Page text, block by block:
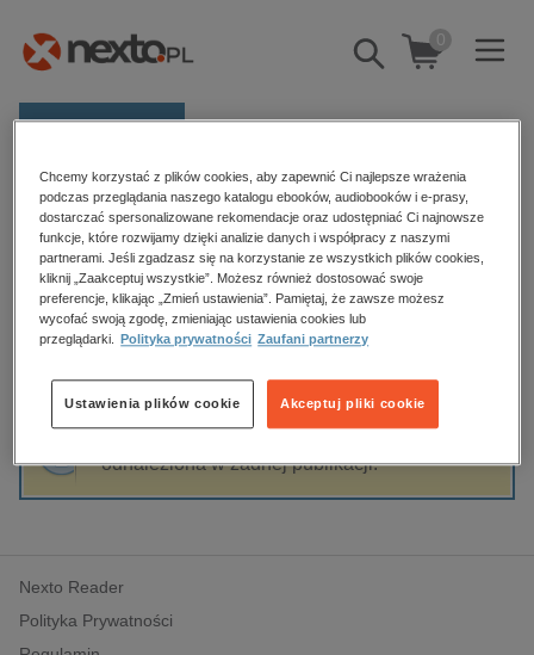
Pokaż/schowaj
wyszukiwarkę
0
E-prasa
Kategorie
Zobacz wszystkie E-prasa
budownictwo, aranżacja wnętrz
biznesowe, branżowe, gospodarka
edukacja
hobby, sport, rozrywka
komputery, internet, technologie, informatyka
polityka, społeczno-informacyjne
psychologiczne
Strona główna Andrzej Walicki
Andrzej Walicki
Sortowanie Filtrowanie
odnaleziona w żadnej publikacji.
Nexto Reader
Polityka Prywatności
Chcemy korzystać z plików cookies, aby zapewnić Ci najlepsze wrażenia
podczas przeglądania naszego katalogu ebooków, audiobooków i e-prasy,
dostarczać spersonalizowane rekomendacje oraz udostępniać Ci najnowsze
funkcje, które rozwijamy dzięki analizie danych i współpracy z naszymi
partnerami. Jeśli zgadzasz się na korzystanie ze wszystkich plików cookies,
kliknij „Zaakceptuj wszystkie”. Możesz również dostosować swoje
preferencje, klikając „Zmień ustawienia”. Pamiętaj, że zawsze możesz
wycofać swoją zgodę, zmieniając ustawienia cookies lub
przeglądarki.
Polityka prywatności Zaufani partnerzy
Akceptuj pliki cookie
Ustawienia plików cookie